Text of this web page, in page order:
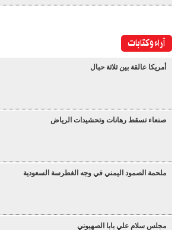
آراء وكتابات
أمريكا عالقة بين ثلاثة حبال
صنعاء تسقط رهانات وتحشيدات الرياض
ملحمة الصمود اليمني في وجه الغطرسة السعودية
مجلس سلام علي بابا الصهيوني